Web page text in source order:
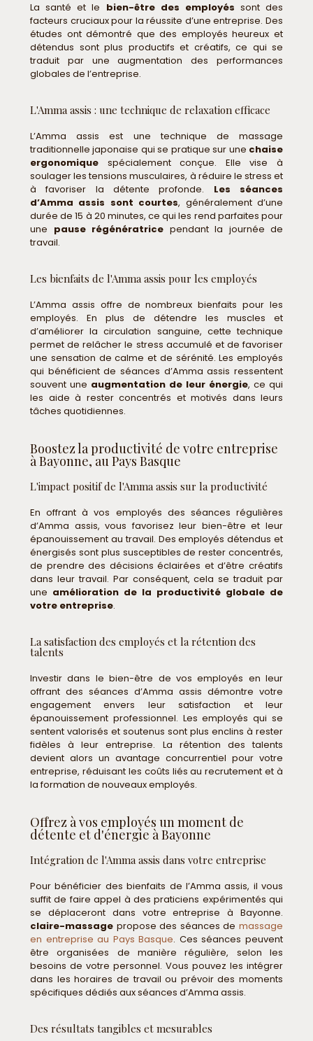
La santé et le bien-être des employés sont des
facteurs cruciaux pour la réussite d’une entreprise. Des
études ont démontré que des employés heureux et
détendus sont plus productifs et créatifs, ce qui se
traduit par une augmentation des performances
globales de l’entreprise.
L'Amma assis : une technique de relaxation efficace
L’Amma assis est une technique de massage
traditionnelle japonaise qui se pratique sur une chaise
ergonomique spécialement conçue. Elle vise à
soulager les tensions musculaires, à réduire le stress et
à favoriser la détente profonde. Les séances
d’Amma assis sont courtes, généralement d’une
durée de 15 à 20 minutes, ce qui les rend parfaites pour
une pause régénératrice pendant la journée de
travail.
Les bienfaits de l'Amma assis pour les employés
L’Amma assis offre de nombreux bienfaits pour les
employés. En plus de détendre les muscles et
d’améliorer la circulation sanguine, cette technique
permet de relâcher le stress accumulé et de favoriser
une sensation de calme et de sérénité. Les employés
qui bénéficient de séances d’Amma assis ressentent
souvent une augmentation de leur énergie, ce qui
les aide à rester concentrés et motivés dans leurs
tâches quotidiennes.
Boostez la productivité de votre entreprise
à Bayonne, au Pays Basque
L'impact positif de l'Amma assis sur la productivité
En offrant à vos employés des séances régulières
d’Amma assis, vous favorisez leur bien-être et leur
épanouissement au travail. Des employés détendus et
énergisés sont plus susceptibles de rester concentrés,
de prendre des décisions éclairées et d’être créatifs
dans leur travail. Par conséquent, cela se traduit par
une amélioration de la productivité globale de
votre entreprise.
La satisfaction des employés et la rétention des
talents
Investir dans le bien-être de vos employés en leur
offrant des séances d’Amma assis démontre votre
engagement envers leur satisfaction et leur
épanouissement professionnel. Les employés qui se
sentent valorisés et soutenus sont plus enclins à rester
fidèles à leur entreprise. La rétention des talents
devient alors un avantage concurrentiel pour votre
entreprise, réduisant les coûts liés au recrutement et à
la formation de nouveaux employés.
Offrez à vos employés un moment de
détente et d'énergie à Bayonne
Intégration de l'Amma assis dans votre entreprise
Pour bénéficier des bienfaits de l’Amma assis, il vous
suffit de faire appel à des praticiens expérimentés qui
se déplaceront dans votre entreprise à Bayonne.
claire-massage propose des séances de massage
en entreprise au Pays Basque. Ces séances peuvent
être organisées de manière régulière, selon les
besoins de votre personnel. Vous pouvez les intégrer
dans les horaires de travail ou prévoir des moments
spécifiques dédiés aux séances d’Amma assis.
Des résultats tangibles et mesurables